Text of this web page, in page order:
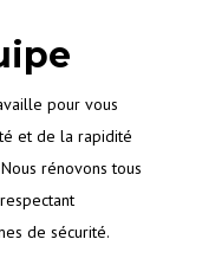
pour vous
et de la rapidité
rénovons tous
de sécurité.